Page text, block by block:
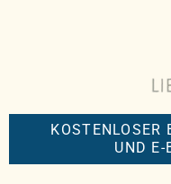
KOSTENLOSER
UND E-